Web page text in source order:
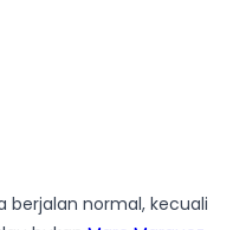
berjalan normal, kecuali